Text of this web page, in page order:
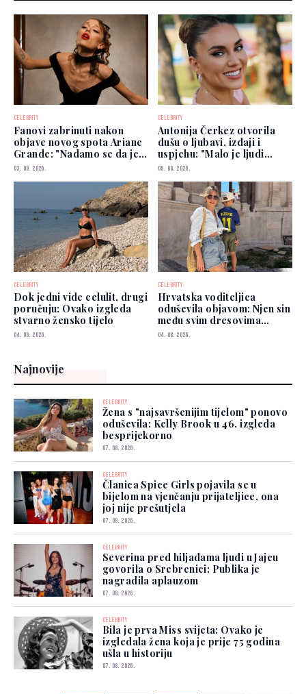
CELEBRITY
Fanovi zabrinuti nakon
objave novog spota Ariane
Grande: "Nadamo se da je
dobro"
03. 08. 2026.
CELEBRITY
Antonija Čerkez otvorila
dušu o ljubavi, izdaji i
uspjehu: "Malo je ljudi
kojima možete vjerovati"
05. 08. 2026.
CELEBRITY
Dok jedni vide celulit, drugi
poručuju: Ovako izgleda
stvarno žensko tijelo
04. 08. 2026.
CELEBRITY
Hrvatska voditeljica
oduševila objavom: Njen sin
među svim dresovima
izabrao Zmajeve
04. 08. 2026.
Najnovije
CELEBRITY
Žena s "najsavršenijim tijelom" ponovo
oduševila: Kelly Brook u 46. izgleda
besprijekorno
07. 08. 2026.
CELEBRITY
Članica Spice Girls pojavila se u
bijelom na vjenčanju prijateljice, ona
joj nije prešutjela
07. 08. 2026.
CELEBRITY
Severina pred hiljadama ljudi u Jajcu
govorila o Srebrenici: Publika je
nagradila aplauzom
07. 08. 2026.
CELEBRITY
Bila je prva Miss svijeta: Ovako je
izgledala žena koja je prije 75 godina
ušla u historiju
07. 08. 2026.